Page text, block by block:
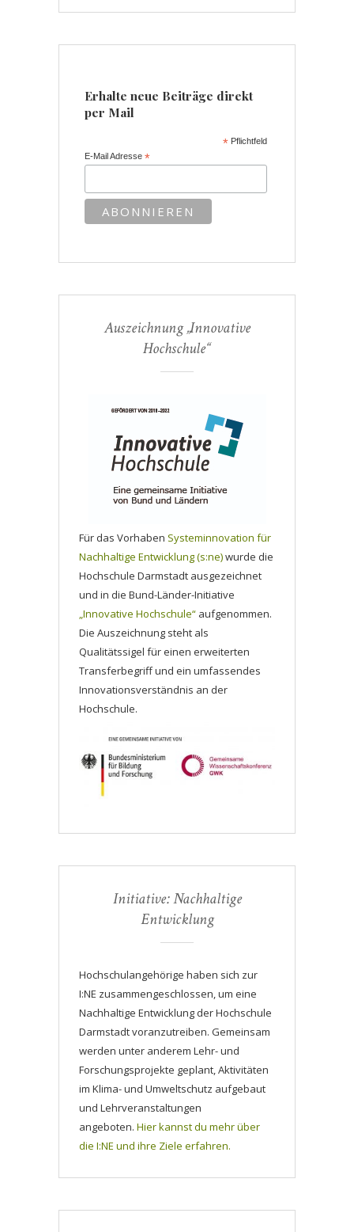
Erhalte neue Beiträge direkt
per Mail
* Pflichtfeld
E-Mail Adresse*
Auszeichnung „Innovative
Hochschule“
Für das Vorhaben Systeminnovation für
Nachhaltige Entwicklung (s:ne)wurde die
Hochschule Darmstadt ausgezeichnet
und in die Bund-Länder-Initiative
„Innovative Hochschule“ aufgenommen.
Die Auszeichnung steht als
Qualitätssigel für einen erweiterten
Transferbegriff und ein umfassendes
Innovationsverständnis an der
Hochschule.
Initiative: Nachhaltige
Entwicklung
Hochschulangehörige haben sich zur
I:NE zusammengeschlossen, um eine
Nachhaltige Entwicklung der Hochschule
Darmstadt voranzutreiben. Gemeinsam
werden unter anderem Lehr- und
Forschungsprojekte geplant, Aktivitäten
im Klima- und Umweltschutz aufgebaut
und Lehrveranstaltungen
angeboten. Hier kannst du mehr über
die I:NE und ihre Ziele erfahren.